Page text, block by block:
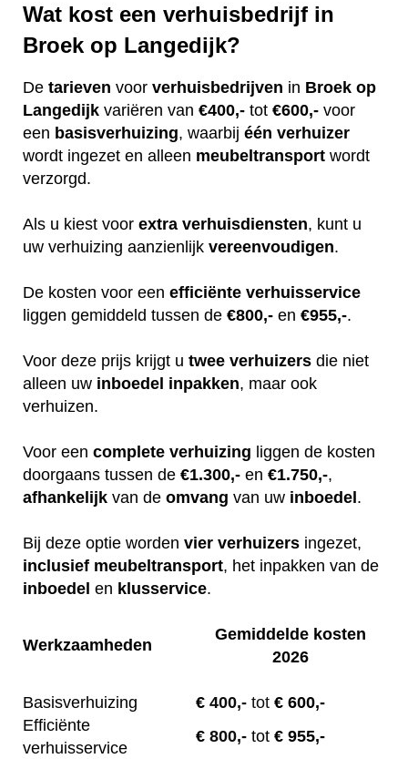
Wat kost een verhuisbedrijf in
Broek op Langedijk?
De tarieven voor verhuisbedrijven in Broek op
Langedijk variëren van €400,- tot €600,- voor
een basisverhuizing, waarbij één verhuizer
wordt ingezet en alleen meubeltransport wordt
verzorgd.
Als u kiest voor extra verhuisdiensten, kunt u
uw verhuizing aanzienlijk vereenvoudigen.
De kosten voor een efficiënte verhuisservice
liggen gemiddeld tussen de €800,- en €955,-.
Voor deze prijs krijgt u twee verhuizers die niet
alleen uw inboedel inpakken, maar ook
verhuizen.
Voor een complete verhuizing liggen de kosten
doorgaans tussen de €1.300,- en €1.750,-,
afhankelijk van de omvang van uw inboedel .
Bij deze optie worden vier verhuizers ingezet,
inclusief meubeltransport, het inpakken van de
inboedel en klusservice.
Werkzaamheden
Gemiddelde kosten
2026
Basisverhuizing € 400,- tot € 600,-
Efficiënte
verhuisservice
€ 800,- tot € 955,-